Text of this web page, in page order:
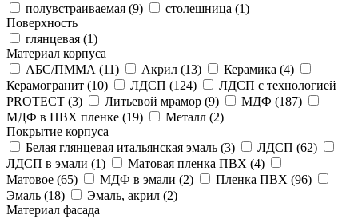
полувстраиваемая (9) столешница (1)
Поверхность
глянцевая (1)
Материал корпуса
АБС/ПММА (11) Акрил (13) Керамика (4)
Керамогранит (10) ЛДСП (124)
ЛДСП с технологией
PROTECT (3) Литьевой мрамор (9) МДФ (187)
МДФ в ПВХ пленке (19) Металл (2)
Покрытие корпуса
Белая глянцевая итальянская эмаль (3) ЛДСП (62)
ЛДСП в эмали (1) Матовая пленка ПВХ (4)
Матовое (65) МДФ в эмали (2) Пленка ПВХ (96)
Эмаль (18) Эмаль, акрил (2)
Материал фасада